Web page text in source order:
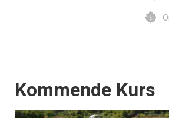
Events
Kommende Kurs